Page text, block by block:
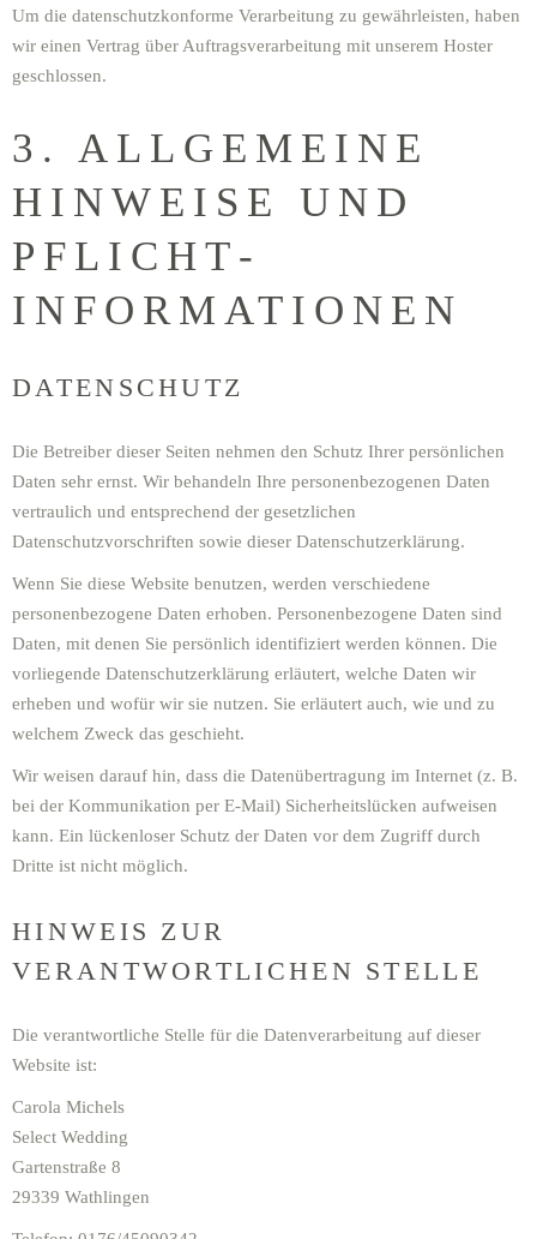
Um die datenschutzkonforme Verarbeitung zu gewährleisten, haben
wir einen Vertrag über Auftragsverarbeitung mit unserem Hoster
geschlossen.
3. ALLGEMEINE
HINWEISE UND
PFLICHT­
INFORMATIONEN
DATENSCHUTZ
Die Betreiber dieser Seiten nehmen den Schutz Ihrer persönlichen
Daten sehr ernst. Wir behandeln Ihre personenbezogenen Daten
vertraulich und entsprechend der gesetzlichen
Datenschutzvorschriften sowie dieser Datenschutzerklärung.
Wenn Sie diese Website benutzen, werden verschiedene
personenbezogene Daten erhoben. Personenbezogene Daten sind
Daten, mit denen Sie persönlich identifiziert werden können. Die
vorliegende Datenschutzerklärung erläutert, welche Daten wir
erheben und wofür wir sie nutzen. Sie erläutert auch, wie und zu
welchem Zweck das geschieht.
Wir weisen darauf hin, dass die Datenübertragung im Internet (z. B.
bei der Kommunikation per E-Mail) Sicherheitslücken aufweisen
kann. Ein lückenloser Schutz der Daten vor dem Zugriff durch
Dritte ist nicht möglich.
HINWEIS ZUR
VERANTWORTLICHEN STELLE
Die verantwortliche Stelle für die Datenverarbeitung auf dieser
Website ist:
Carola Michels
Select Wedding
Gartenstraße 8
29339 Wathlingen